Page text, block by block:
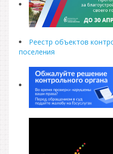
Реестр объектов
поселения